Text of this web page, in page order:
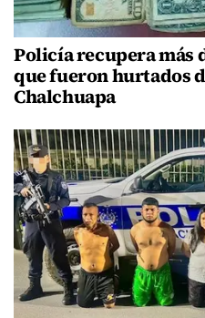
Policía recupera más
que fueron hurtados
Chalchuapa